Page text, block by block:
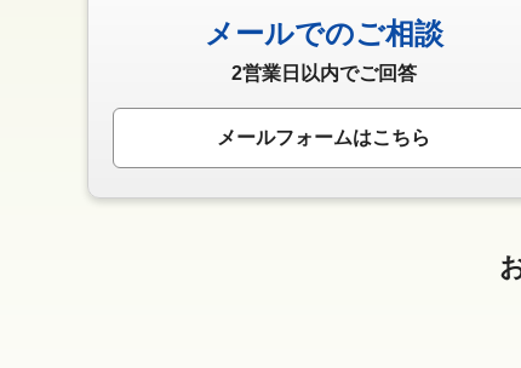
メールでのご相談
2営業日以内でご回答
メールフォームはこちら